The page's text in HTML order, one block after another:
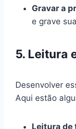
Gravar a
e grave
5. Leitura
Desenvolver
Aqui estão
Leitura de